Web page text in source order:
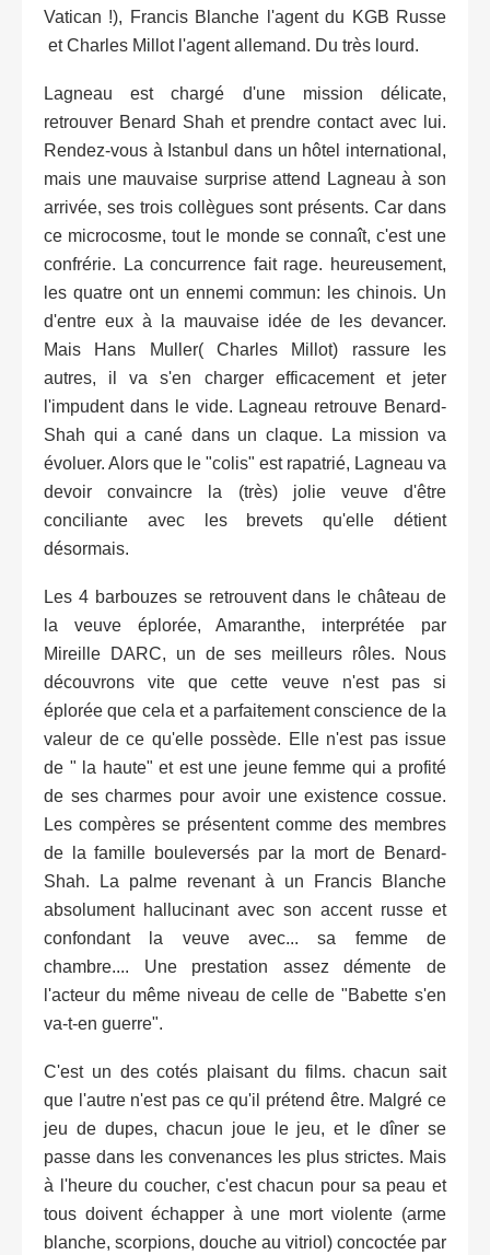
Vatican !), Francis Blanche l'agent du KGB Russe
et Charles Millot l'agent allemand. Du très lourd.
Lagneau est chargé d'une mission délicate,
retrouver Benard Shah et prendre contact avec lui.
Rendez-vous à Istanbul dans un hôtel international,
mais une mauvaise surprise attend Lagneau à son
arrivée, ses trois collègues sont présents. Car dans
ce microcosme, tout le monde se connaît, c'est une
confrérie. La concurrence fait rage. heureusement,
les quatre ont un ennemi commun: les chinois. Un
d'entre eux à la mauvaise idée de les devancer.
Mais Hans Muller( Charles Millot) rassure les
autres, il va s'en charger efficacement et jeter
l'impudent dans le vide. Lagneau retrouve Benard-
Shah qui a cané dans un claque. La mission va
évoluer. Alors que le "colis" est rapatrié, Lagneau va
devoir convaincre la (très) jolie veuve d'être
conciliante avec les brevets qu'elle détient
désormais.
Les 4 barbouzes se retrouvent dans le château de
la veuve éplorée, Amaranthe, interprétée par
Mireille DARC, un de ses meilleurs rôles. Nous
découvrons vite que cette veuve n'est pas si
éplorée que cela et a parfaitement conscience de la
valeur de ce qu'elle possède. Elle n'est pas issue
de " la haute" et est une jeune femme qui a profité
de ses charmes pour avoir une existence cossue.
Les compères se présentent comme des membres
de la famille bouleversés par la mort de Benard-
Shah. La palme revenant à un Francis Blanche
absolument hallucinant avec son accent russe et
confondant la veuve avec... sa femme de
chambre.... Une prestation assez démente de
l'acteur du même niveau de celle de "Babette s'en
va-t-en guerre".
C'est un des cotés plaisant du films. chacun sait
que l'autre n'est pas ce qu'il prétend être. Malgré ce
jeu de dupes, chacun joue le jeu, et le dîner se
passe dans les convenances les plus strictes. Mais
à l'heure du coucher, c'est chacun pour sa peau et
tous doivent échapper à une mort violente (arme
blanche, scorpions, douche au vitriol) concoctée par